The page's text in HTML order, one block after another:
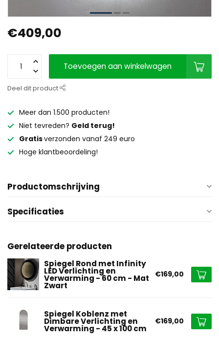
€409,00
Toevoegen aan winkelwagen
Deel dit product
Meer dan 1.500 producten!
Niet tevreden? Geld terug!
Gratisverzonden vanaf 249 euro
Hoge klantbeoordeling!
Productomschrijving
Specificaties
Gerelateerde producten
Spiegel Rond met Infinity
LED Verlichting en
Verwarming - 60 cm - Mat
Zwart
€169,00
Spiegel Koblenz met
Dimbare Verlichting en
Verwarming - 45 x 100 cm
€169,00